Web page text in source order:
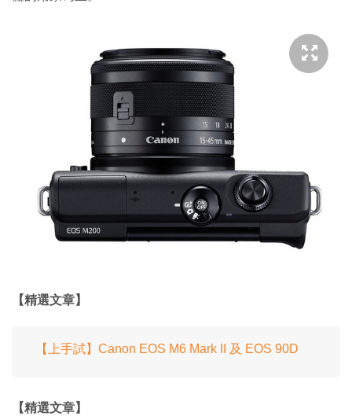
【精選文章】
【上手試】Canon EOS M6 Mark II 及 EOS 90D
【精選文章】